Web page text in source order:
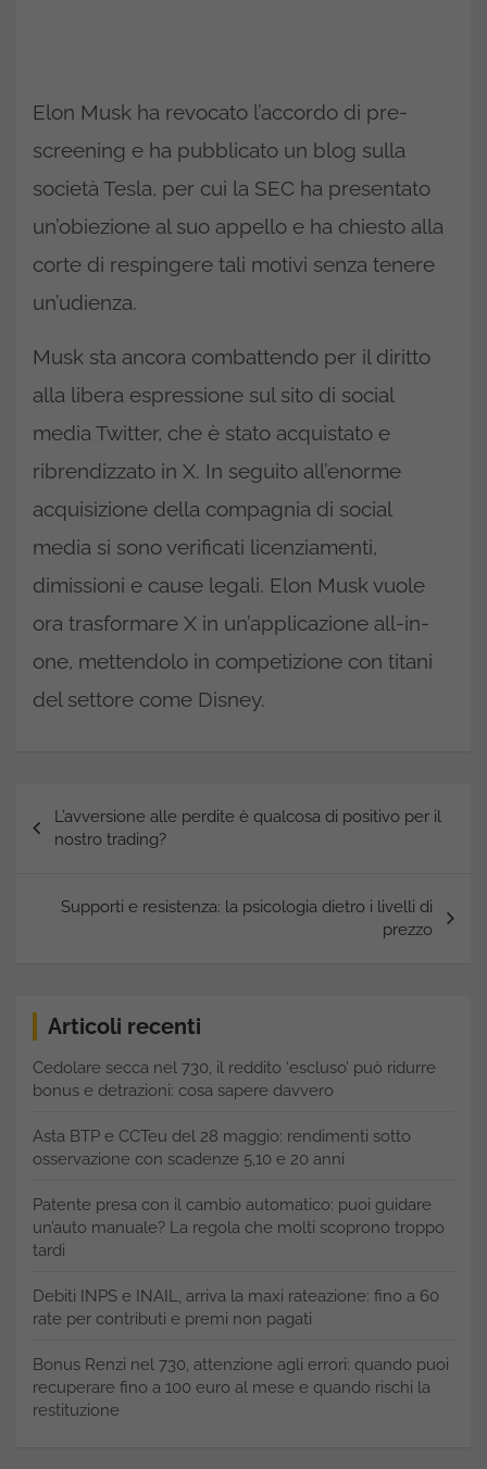
Elon Musk ha revocato l’accordo di pre-
screening e ha pubblicato un blog sulla
società Tesla, per cui la SEC ha presentato
un’obiezione al suo appello e ha chiesto alla
corte di respingere tali motivi senza tenere
un’udienza.
Musk sta ancora combattendo per il diritto
alla libera espressione sul sito di social
media Twitter, che è stato acquistato e
ribrendizzato in X. In seguito all’enorme
acquisizione della compagnia di social
media si sono verificati licenziamenti,
dimissioni e cause legali. Elon Musk vuole
ora trasformare X in un’applicazione all-in-
one, mettendolo in competizione con titani
del settore come Disney.
Navigazione
articoli
L’avversione alle perdite è qualcosa di positivo per il
nostro trading?
Supporti e resistenza: la psicologia dietro i livelli di
prezzo
Articoli recenti
Cedolare secca nel 730, il reddito ‘escluso’ può ridurre
bonus e detrazioni: cosa sapere davvero
Asta BTP e CCTeu del 28 maggio: rendimenti sotto
osservazione con scadenze 5,10 e 20 anni
Patente presa con il cambio automatico: puoi guidare
un’auto manuale? La regola che molti scoprono troppo
tardi
Debiti INPS e INAIL, arriva la maxi rateazione: fino a 60
rate per contributi e premi non pagati
Bonus Renzi nel 730, attenzione agli errori: quando puoi
recuperare fino a 100 euro al mese e quando rischi la
restituzione